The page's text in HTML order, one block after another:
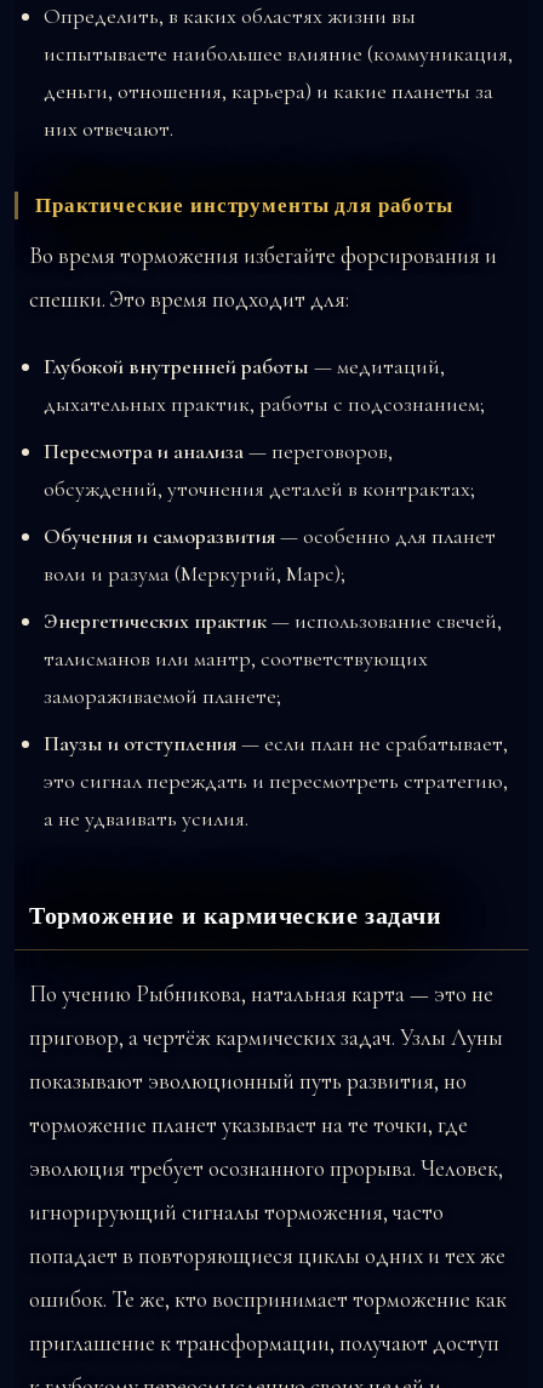
Определить, в каких областях жизни вы
испытываете наибольшее влияние (коммуникация,
деньги, отношения, карьера) и какие планеты за
них отвечают.
Практические инструменты для работы
Во время торможения избегайте форсирования и
спешки. Это время подходит для:
Глубокой внутренней работы — медитаций,
дыхательных практик, работы с подсознанием;
Пересмотра и анализа— переговоров,
обсуждений, уточнения деталей в контрактах;
Обучения и саморазвития— особенно для планет
воли и разума (Меркурий, Марс);
Энергетических практик— использование свечей,
талисманов или мантр, соответствующих
замораживаемой планете;
Паузы и отступления— если план не срабатывает,
это сигнал переждать и пересмотреть стратегию,
а не удваивать усилия.
Торможение и кармические задачи
По учению Рыбникова, натальная карта — это не
приговор, а чертёж кармических задач. Узлы Луны
показывают эволюционный путь развития, но
торможение планет указывает на те точки, где
эволюция требует осознанного прорыва. Человек,
игнорирующий сигналы торможения, часто
попадает в повторяющиеся циклы одних и тех же
ошибок. Те же, кто воспринимает торможение как
приглашение к трансформации, получают доступ